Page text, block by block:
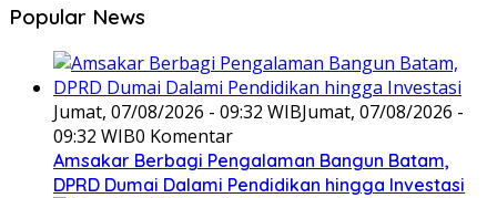
Popular News
Jumat, 07/08/2026 - 09:32 WIBJumat, 07/08/2026 -
09:32 WIB0 Komentar
Amsakar Berbagi Pengalaman Bangun Batam,
DPRD Dumai Dalami Pendidikan hingga Investasi